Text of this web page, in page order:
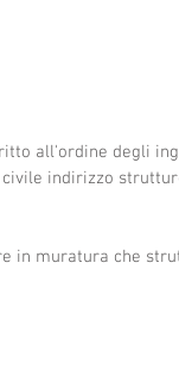
all'ordine degli
indirizzo
in muratura che